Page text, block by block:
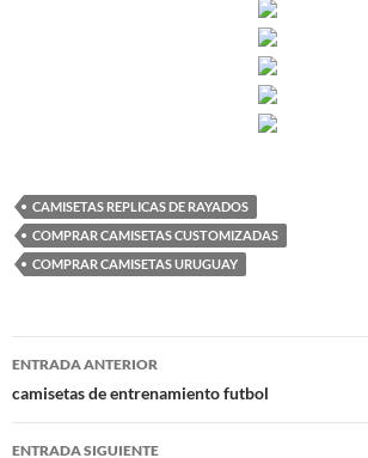
CAMISETAS REPLICAS DE RAYADOS
COMPRAR CAMISETAS CUSTOMIZADAS
COMPRAR CAMISETAS URUGUAY
Navegación
de
entradas
ENTRADA ANTERIOR
camisetas de entrenamiento futbol
ENTRADA SIGUIENTE